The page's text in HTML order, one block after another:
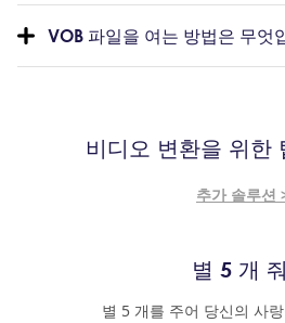
VOB 파일을 여는 방법은 무엇
비디오 변환을 위한
추가 솔루션
별 5 개
별 5 개를 주어 당신의 사